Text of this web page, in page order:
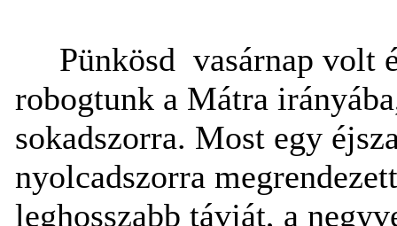
Pünkösd vasárnap volt
robogtunk a Mátra
sokadszorra. Most egy
nyolcadszorra
leghosszabb távját, a